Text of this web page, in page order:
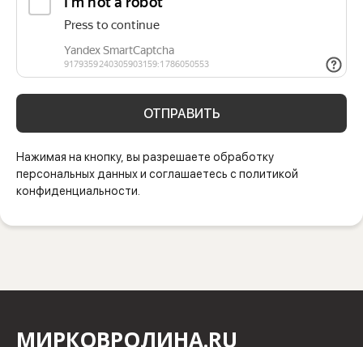
ОТПРАВИТЬ
Нажимая на кнопку, вы разрешаете обработку
персональных данных и соглашаетесь с политикой
конфиденциальности.
МИРКОВРОЛИНА.RU